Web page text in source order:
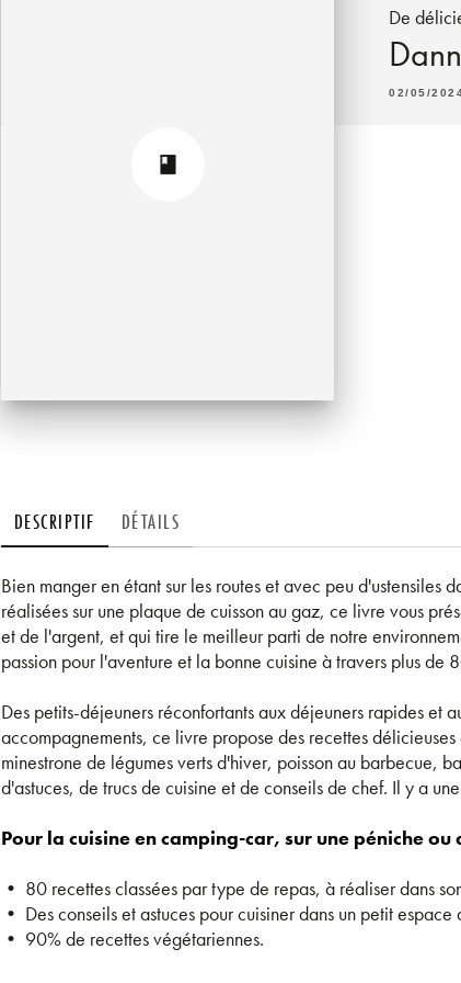
De
02/05/
DESCRIPTIF DÉTAILS
Bien manger en étant sur les routes et avec peu d'ustensiles
réalisées sur une plaque de cuisson au gaz, ce livre vous
et de l'argent, et qui tire le meilleur parti de notre
passion pour l'aventure et la bonne cuisine à travers plus de
Des petits-déjeuners réconfortants aux déjeuners rapides et
accompagnements, ce livre propose des recettes
minestrone de légumes verts d'hiver, poisson au barbecue,
d'astuces, de trucs de cuisine et de conseils de chef. Il y a
Pour la cuisine en camping-car, sur une péniche
• 80 recettes classées par type de repas, à réaliser dans
• Des conseils et astuces pour cuisiner dans un petit
• 90% de recettes végétariennes.